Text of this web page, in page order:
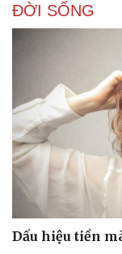
ĐỜI SỐNG
Dấu hiệu tiền